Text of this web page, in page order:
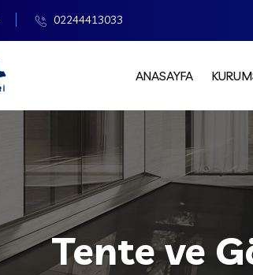
02244413033
ANASAYFA
Tente ve